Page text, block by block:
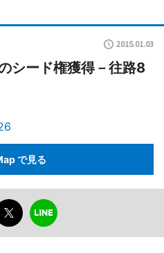
2015.01.03
シード権獲得－往路8
で見る